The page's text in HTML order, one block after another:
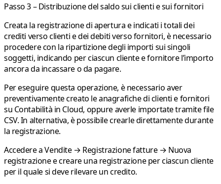
Passo 3 – Distribuzione del saldo sui clienti e sui fornitori
Creata la registrazione di apertura e indicati i totali dei
crediti verso clienti e dei debiti verso fornitori, è necessario
procedere con la ripartizione degli importi sui singoli
soggetti, indicando per ciascun cliente e fornitore l’importo
ancora da incassare o da pagare.
Per eseguire questa operazione, è necessario aver
preventivamente creato le anagrafiche di clienti e fornitori
su Contabilità in Cloud, oppure averle importate tramite file
CSV. In alternativa, è possibile crearle direttamente durante
la registrazione.
Accedere aVendite → Registrazione fatture → Nuova
registrazionee creare una registrazione per ciascun cliente
per il quale si deve rilevare un credito.